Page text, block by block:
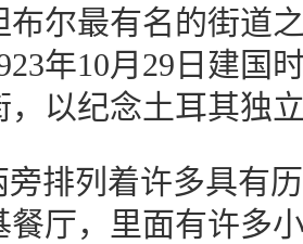
布尔最有名的街道
年10月29日建国
，以纪念土耳其独
旁排列着许多具有
餐厅，里面有许多